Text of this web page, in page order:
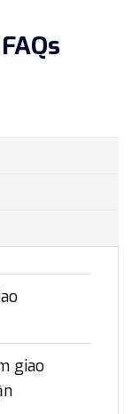
giao